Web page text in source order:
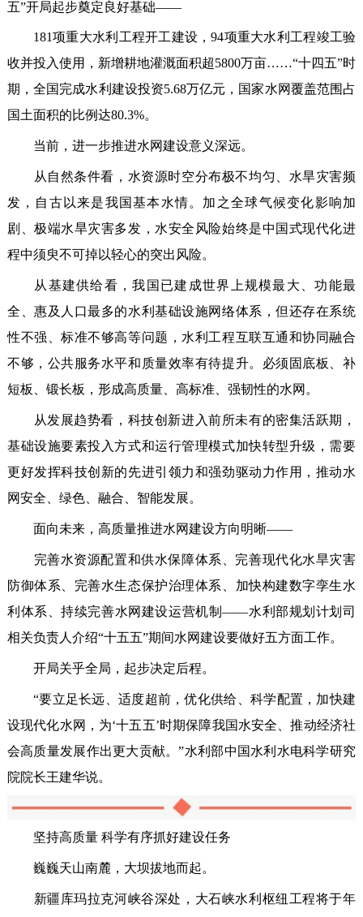
五”开局起步奠定良好基础——
181项重大水利工程开工建设，94项重大水利工程竣工验
收并投入使用，新增耕地灌溉面积超5800万亩……“十四五”时
期，全国完成水利建设投资5.68万亿元，国家水网覆盖范围占
国土面积的比例达80.3%。
当前，进一步推进水网建设意义深远。
从自然条件看，水资源时空分布极不均匀、水旱灾害频
发，自古以来是我国基本水情。加之全球气候变化影响加
剧、极端水旱灾害多发，水安全风险始终是中国式现代化进
程中须臾不可掉以轻心的突出风险。
从基建供给看，我国已建成世界上规模最大、功能最
全、惠及人口最多的水利基础设施网络体系，但还存在系统
性不强、标准不够高等问题，水利工程互联互通和协同融合
不够，公共服务水平和质量效率有待提升。必须固底板、补
短板、锻长板，形成高质量、高标准、强韧性的水网。
从发展趋势看，科技创新进入前所未有的密集活跃期，
基础设施要素投入方式和运行管理模式加快转型升级，需要
更好发挥科技创新的先进引领力和强劲驱动力作用，推动水
网安全、绿色、融合、智能发展。
面向未来，高质量推进水网建设方向明晰——
完善水资源配置和供水保障体系、完善现代化水旱灾害
防御体系、完善水生态保护治理体系、加快构建数字孪生水
利体系、持续完善水网建设运营机制——水利部规划计划司
相关负责人介绍“十五五”期间水网建设要做好五方面工作。
开局关乎全局，起步决定后程。
“要立足长远、适度超前，优化供给、科学配置，加快建
设现代化水网，为‘十五五’时期保障我国水安全、推动经济社
会高质量发展作出更大贡献。”水利部中国水利水电科学研究
院院长王建华说。
坚持高质量 科学有序抓好建设任务
巍巍天山南麓，大坝拔地而起。
新疆库玛拉克河峡谷深处，大石峡水利枢纽工程将于年